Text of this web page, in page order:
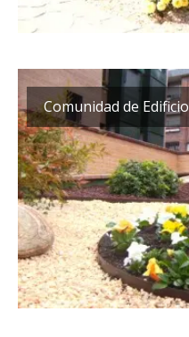
Comunidad de Edificio